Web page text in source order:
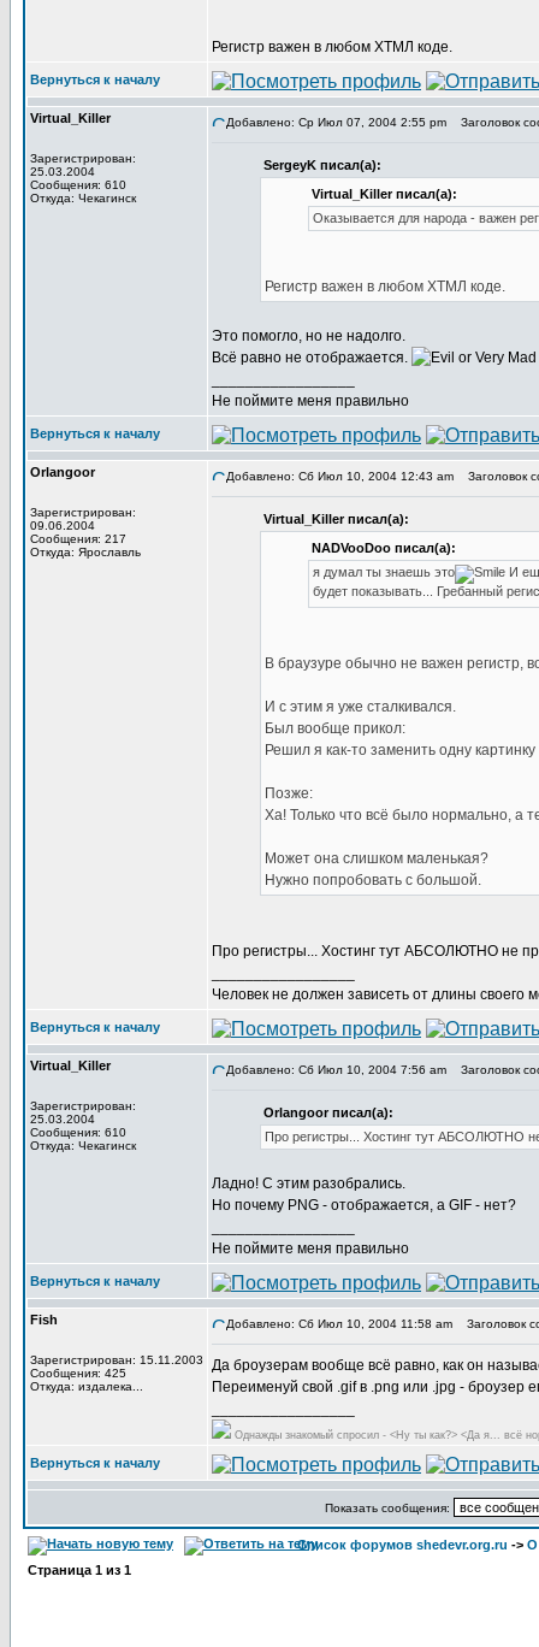
Регистр важен в любом ХТМЛ коде.
Вернуться к началу
Virtual_Killer
Зарегистрирован:
25.03.2004
Сообщения: 610
Откуда: Чекагинск
Добавлено: Ср Июл 07, 2004 2:55 pm Заголовок
SergeyK писал(а):
Virtual_Killer писал(а):
Оказывается для народа - важен
Регистр важен в любом ХТМЛ коде.
Это помогло, но не надолго.
Всё равно не отображается.
Не поймите меня правильно
Вернуться к началу
Orlangoor
Зарегистрирован:
09.06.2004
Сообщения: 217
Откуда: Ярославль
Добавлено: Сб Июл 10, 2004 12:43 am Заголовок
Virtual_Killer писал(а):
NADVooDoo писал(а):
я думал ты знаешь это
И
будет показывать... Гребанный
В браузуре обычно не важен регистр,
И с этим я уже сталкивался.
Был вообще прикол:
Решил я как-то заменить одну
Позже:
Ха! Только что всё было нормально, а
Может она слишком маленькая?
Нужно попробовать с большой.
Про регистры... Хостинг тут АБСОЛЮТНО не
Человек не должен зависеть от длины
Вернуться к началу
Virtual_Killer
Зарегистрирован:
25.03.2004
Сообщения: 610
Откуда: Чекагинск
Добавлено: Сб Июл 10, 2004 7:56 am Заголовок
Orlangoor писал(а):
Про регистры... Хостинг тут АБСОЛЮТНО
Ладно! С этим разобрались.
Но почему PNG - отображается, а GIF - нет?
Не поймите меня правильно
Вернуться к началу
Fish
Зарегистрирован: 15.11.2003
Сообщения: 425
Откуда: издалека...
Добавлено: Сб Июл 10, 2004 11:58 am Заголовок
Да броузерам вообще всё равно, как он
Переименуй свой .gif в .png или .jpg - броузер
Однажды знакомый спросил - <Ну ты как?> <Да я... всё
Вернуться к началу
Показать сообщения:
Список форумов shedevr.org.ru -> О
Страница 1 из 1